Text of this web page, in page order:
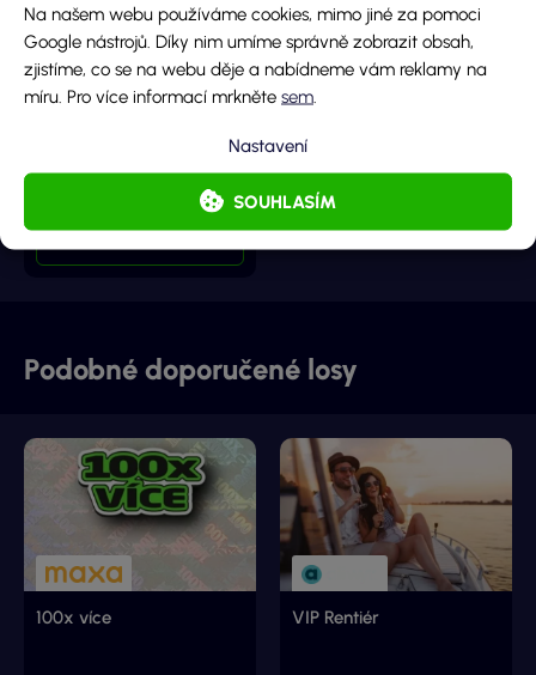
Na našem webu používáme cookies, mimo jiné za pomoci
Google nástrojů. Díky nim umíme správně zobrazit obsah,
zjistíme, co se na webu děje a nabídneme vám reklamy na
míru. Pro více informací mrkněte sem
SOUHLASÍM
Nastavení
Šťastná 7
Cena losu
Podobné doporučené losy
100x více VIP Rentiér